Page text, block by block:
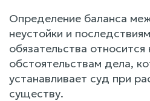
Определение баланса
неустойки и
обязательства
обстоятельствам дела,
устанавливает суд при
существу.